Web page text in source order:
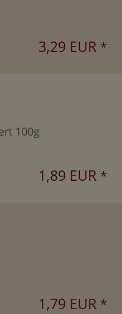
3,29 EUR *
100g
1,89 EUR *
1,79 EUR *